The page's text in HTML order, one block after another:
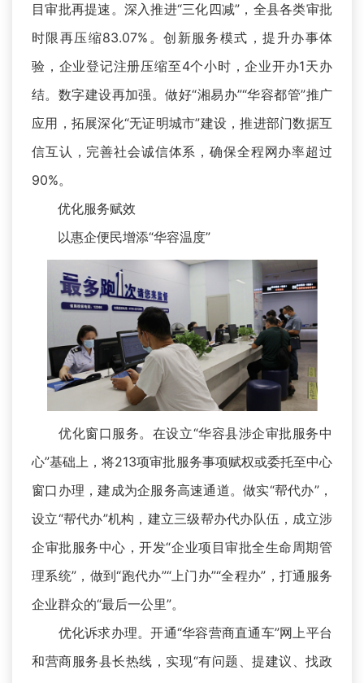
目审批再提速。深入推进“三化四减”，全县各类审批
时限再压缩83.07%。创新服务模式，提升办事体
验，企业登记注册压缩至4个小时，企业开办1天办
结。数字建设再加强。做好“湘易办”“华容都管”推广
应用，拓展深化“无证明城市”建设，推进部门数据互
信互认，完善社会诚信体系，确保全程网办率超过
90%。
优化服务赋效
以惠企便民增添“华容温度”
优化窗口服务。在设立“华容县涉企审批服务中
心”基础上，将213项审批服务事项赋权或委托至中心
窗口办理，建成为企服务高速通道。做实“帮代办”，
设立“帮代办”机构，建立三级帮办代办队伍，成立涉
企审批服务中心，开发“企业项目审批全生命周期管
理系统”，做到“跑代办”“上门办”“全程办”，打通服务
企业群众的“最后一公里”。
优化诉求办理。开通“华容营商直通车”网上平台
和营商服务县长热线，实现“有问题、提建议、找政